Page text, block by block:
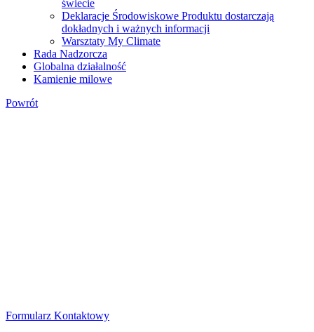
świecie
Deklaracje Środowiskowe Produktu dostarczają
dokładnych i ważnych informacji
Warsztaty My Climate
Rada Nadzorcza
Globalna działalność
Kamienie milowe
Powrót
Formularz Kontaktowy